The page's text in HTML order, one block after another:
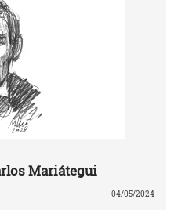
Mariátegui
04/05/2024